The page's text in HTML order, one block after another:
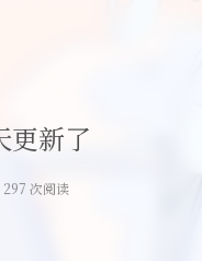
更新了
次阅读